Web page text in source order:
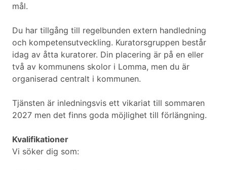
mål.
Du har tillgång till regelbunden extern handledning
och kompetensutveckling. Kuratorsgruppen består
idag av åtta kuratorer. Din placering är på en eller
två av kommunens skolor i Lomma, men du är
organiserad centralt i kommunen.
Tjänsten är inledningsvis ett vikariat till sommaren
2027 men det finns goda möjlighet till förlängning.
Kvalifikationer
Vi söker dig som: